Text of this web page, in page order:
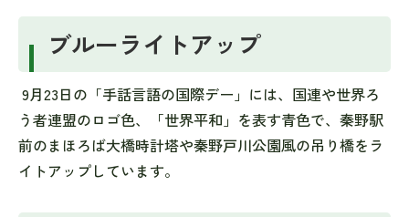
ブルーライトアップ
9月23日の「手話言語の国際デー」には、国連や世界ろ
う者連盟のロゴ色、「世界平和」を表す青色で、秦野駅
前のまほろば大橋時計塔や秦野戸川公園風の吊り橋をラ
イトアップしています。